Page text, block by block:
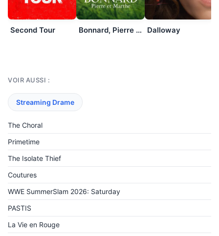
Second Tour Bonnard, Pierre et Marthe Dalloway
VOIR AUSSI :
Streaming Drame
The Choral
Primetime
The Isolate Thief
Coutures
WWE SummerSlam 2026: Saturday
PASTIS
La Vie en Rouge